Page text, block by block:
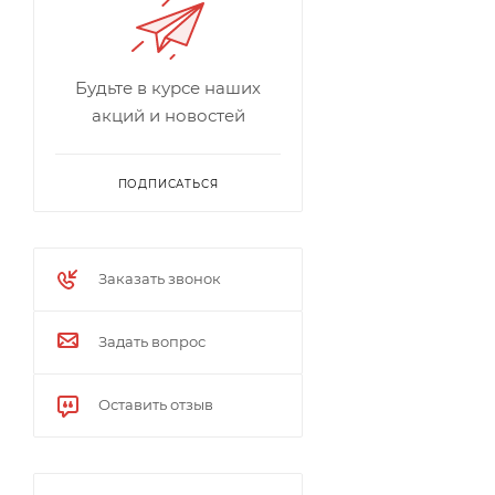
Будьте в курсе наших
акций и новостей
ПОДПИСАТЬСЯ
Заказать звонок
Задать вопрос
Оставить отзыв